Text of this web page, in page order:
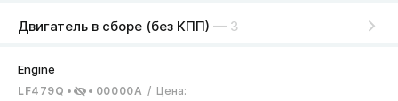
Двигатель в сборе (без КПП) — 3
LF479Q 00000A / Цена: